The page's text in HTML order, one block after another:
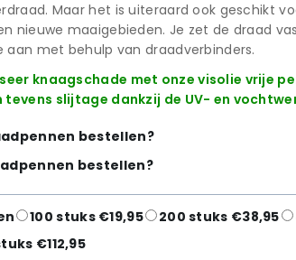
Maar het is uiteraard ook geschikt
nieuwe maaigebieden. Je zet de draad
aan met behulp van draadverbinders.
knaagschade met onze visolie vrije
tevens slijtage dankzij de UV- en
bestellen?
bestellen?
100 stuks €19,95 200 stuks €38,95
€112,95